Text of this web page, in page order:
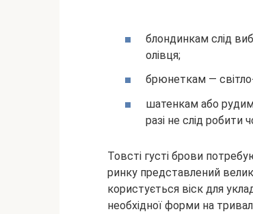
блондинкам слід
олівця;
брюнеткам —
шатенкам або рудим
разі не слід робити
Товсті густі брови
ринку представлений
користується віск для
необхідної форми на